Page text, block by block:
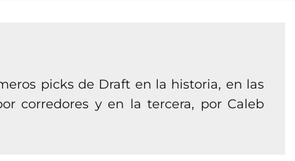
picks de Draft en la historia, en las
corredores y en la tercera, por Caleb